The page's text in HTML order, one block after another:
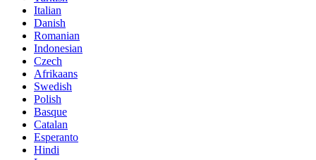
Italian
Danish
Romanian
Indonesian
Czech
Afrikaans
Swedish
Polish
Basque
Catalan
Esperanto
Hindi